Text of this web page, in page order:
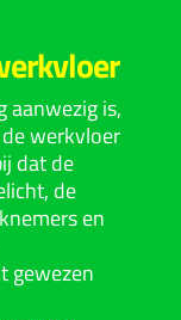
aanwezig is,
werkvloer
dat de
de
en
gewezen